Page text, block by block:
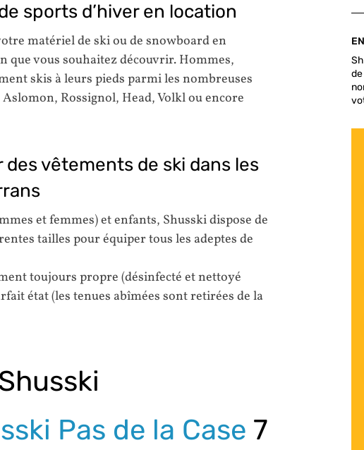
sports d’hiver en location
matériel de ski ou de snowboard en
vous souhaitez découvrir. Hommes,
skis à leurs pieds parmi les nombreuses
Rossignol, Head, Volkl ou encore
vêtements de ski dans les
et femmes) et enfants, Shusski dispose de
tailles pour équiper tous les adeptes de
toujours propre (désinfecté et nettoyé
état (les tenues abîmées sont retirées de la
Pas de la Case 7